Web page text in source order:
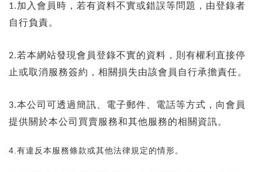
1.加入會員時，若有資料不實或錯誤等問題，由登錄者
自行負責。
2.若本網站發現會員登錄不實的資料，則有權利直接停
止或取消服務簽約，相關損失由該會員自行承擔責任。
3.本公司可透過簡訊、電子郵件、電話等方式，向會員
提供關於本公司買賣服務和其他服務的相關資訊。
4.有違反本服務條款或其他法律規定的情形。